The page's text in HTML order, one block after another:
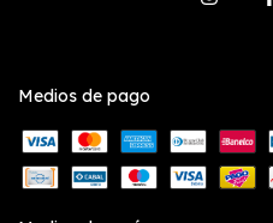
Medios de pago